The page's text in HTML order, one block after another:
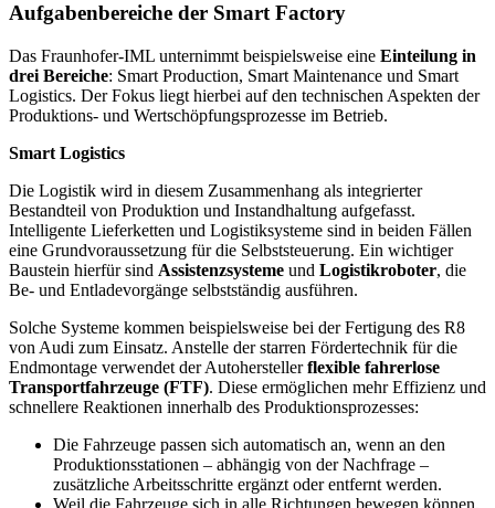
Aufgabenbereiche der Smart Factory
Das Fraunhofer-IML unternimmt beispielsweise eine Einteilung in
drei Bereiche: Smart Production, Smart Maintenance und Smart
Logistics. Der Fokus liegt hierbei auf den technischen Aspekten der
Produktions- und Wertschöpfungsprozesse im Betrieb.
Smart Logistics
Die Logistik wird in diesem Zusammenhang als integrierter
Bestandteil von Produktion und Instandhaltung aufgefasst.
Intelligente Lieferketten und Logistiksysteme sind in beiden Fällen
eine Grundvoraussetzung für die Selbststeuerung. Ein wichtiger
Baustein hierfür sind Assistenzsysteme und Logistikroboter, die
Be- und Entladevorgänge selbstständig ausführen.
Solche Systeme kommen beispielsweise bei der Fertigung des R8
von Audi zum Einsatz. Anstelle der starren Fördertechnik für die
Endmontage verwendet der Autoherstellerflexible fahrerlose
Transportfahrzeuge (FTF). Diese ermöglichen mehr Effizienz und
schnellere Reaktionen innerhalb des Produktionsprozesses:
Die Fahrzeuge passen sich automatisch an, wenn an den
Produktionsstationen – abhängig von der Nachfrage –
zusätzliche Arbeitsschritte ergänzt oder entfernt werden.
Weil die Fahrzeuge sich in alle Richtungen bewegen können,